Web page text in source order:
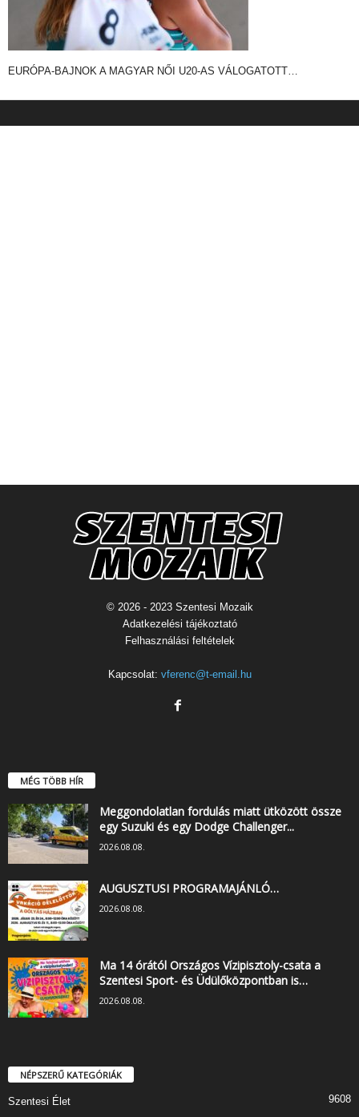
EURÓPA-BAJNOK A MAGYAR NŐI U20-AS VÁLOGATOTT…
© 2026 - 2023 Szentesi Mozaik
Adatkezelési tájékoztató
Felhasználási feltételek
Kapcsolat: vferenc@t-email.hu
MÉG TÖBB HÍR
Meggondolatlan fordulás miatt ütközött össze
egy Suzuki és egy Dodge Challenger...
2026.08.08.
AUGUSZTUSI PROGRAMAJÁNLÓ…
2026.08.08.
Ma 14 órától Országos Vízipisztoly-csata a
Szentesi Sport- és Üdülőközpontban is…
2026.08.08.
NÉPSZERŰ KATEGÓRIÁK
Szentesi Élet
9608